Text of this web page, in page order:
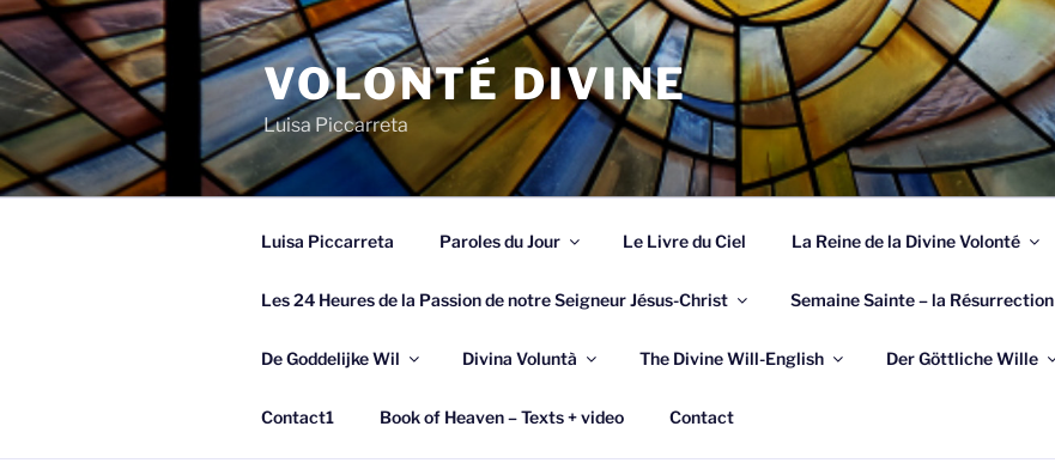
Spring
naar
de
inhoud
VOLONTÉ DIVINE
Luisa Piccarreta
Luisa Piccarreta Paroles du Jour Le Livre du Ciel La Reine de la Divine Volonté
Les 24 Heures de la Passion de notre Seigneur Jésus-Christ Semaine Sainte – la Résurrection
De Goddelijke Wil Divina Voluntà The Divine Will-English Der Göttliche Wille
Contact1 Book of Heaven – Texts + video Contact